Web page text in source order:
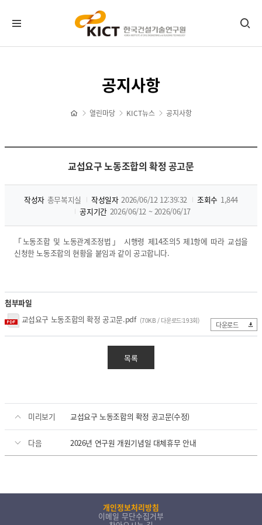
포토뉴스
홍보센터
기관홍보물
정기간행물
뉴스레터 신청/해지
자료실
채용공고
작업중지 요청제
윤리경영
윤리헌장
윤리위반신고센터
공지사항
열린마당 KICT뉴스 공지사항
교섭요구 노동조합의 확정 공고문
작성자 총무복지실 작성일자 2026/06/12 12:39:32 조회수 1,844
공지기간 2026/06/12 ~ 2026/06/17
「노동조합 및 노동관계조정법」 시행령 제14조의5 제1항에 따라 교섭을
신청한 노동조합의 현황을 붙임과 같이 공고합니다.
첨부파일
교섭요구 노동조합의 확정 공고문.pdf (70KB / 다운로드:193회) 다운로드
목록
미리보기 교섭요구 노동조합의 확정 공고문(수정)
다음 2026년 연구원 개원기념일 대체휴무 안내
개인정보처리방침
이메일 무단수집거부